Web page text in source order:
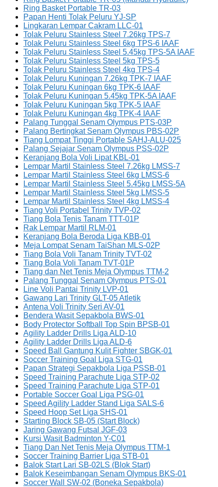
Ring Basket Portable TR-03
Papan Henti Tolak Peluru YJ-SP
Lingkaran Lempar Cakram LLC-01
Tolak Peluru Stainless Steel 7.26kg TPS-7
Tolak Peluru Stainless Steel 6kg TPS-6 IAAF
Tolak Peluru Stainless Steel 5.45kg TPS-5A IAAF
Tolak Peluru Stainless Steel 5kg TPS-5
Tolak Peluru Stainless Steel 4kg TPS-4
Tolak Peluru Kuningan 7.26kg TPK-7 IAAF
Tolak Peluru Kuningan 6kg TPK-6 IAAF
Tolak Peluru Kuningan 5.45kg TPK-5A IAAF
Tolak Peluru Kuningan 5kg TPK-5 IAAF
Tolak Peluru Kuningan 4kg TPK-4 IAAF
Palang Tunggal Senam Olympus PTS-03P
Palang Bertingkat Senam Olympus PBS-02P
Tiang Lompat Tinggi Portable SAHJ-ALU-025
Palang Sejajar Senam Olympus PSS-02P
Keranjang Bola Voli Lipat KBL-01
Lempar Martil Stainless Steel 7.26kg LMSS-7
Lempar Martil Stainless Steel 6kg LMSS-6
Lempar Martil Stainless Steel 5.45kg LMSS-5A
Lempar Martil Stainless Steel 5kg LMSS-5
Lempar Martil Stainless Steel 4kg LMSS-4
Tiang Voli Portabel Trinity TVP-02
Tiang Bola Tenis Tanam TTT-01P
Rak Lempar Martil RLM-01
Keranjang Bola Beroda Liga KBB-01
Meja Lompat Senam TaiShan MLS-02P
Tiang Bola Voli Tanam Trinity TVT-02
Tiang Bola Voli Tanam TVT-01P
Tiang dan Net Tenis Meja Olympus TTM-2
Palang Tunggal Senam Olympus PTS-01
Line Voli Pantai Trinity LVP-01
Gawang Lari Trinity GLT-05 Atletik
Antena Voli Trinity Seri AV-01
Bendera Wasit Sepakbola BWS-01
Body Protector Softball Top Spin BPSB-01
Agility Ladder Drills Liga ALD-10
Agility Ladder Drills Liga ALD-6
Speed Ball Gantung Kulit Fighter SBGK-01
Soccer Training Goal Liga STG-01
Papan Strategi Sepakbola Liga PSSB-01
Speed Training Parachute Liga STP-02
Speed Training Parachute Liga STP-01
Portable Soccer Goal Liga PSG-01
Speed Agility Ladder Stand Liga SALS-6
Speed Hoop Set Liga SHS-01
Starting Block SB-05 (Start Block)
Jaring Gawang Futsal JGF-03
Kursi Wasit Badminton Y-C01
Tiang Dan Net Tenis Meja Olympus TTM-1
Soccer Training Barrier Liga STB-01
Balok Start Lari SB-02LS (Blok Start)
Balok Keseimbangan Senam Olympus BKS-01
Soccer Wall SW-02 (Boneka Sepakbola)